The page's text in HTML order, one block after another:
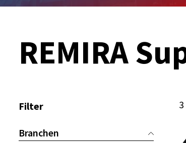
REMIRA
Filter
Branchen